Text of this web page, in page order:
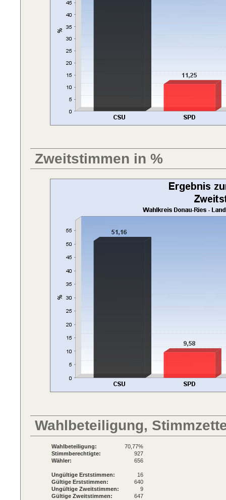
Zweitstimmen in %
Wahlbeteiligung,
Wahlbeteiligung:
70,77%
Stimmberechtigte:
927
Wähler:
656
Ungültige Erststimmen:
16
Gültige Erststimmen:
640
Ungültige Zweitstimmen:
9
Gültige Zweitstimmen:
647